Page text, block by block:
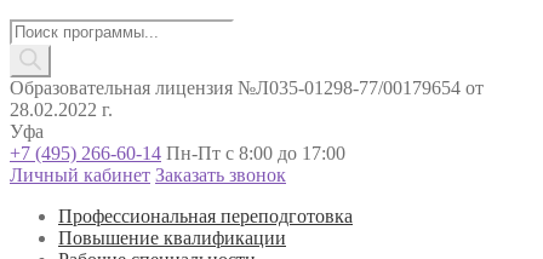
Поиск
товаров
Образовательная лицензия №Л035-01298-77/00179654 от
28.02.2022 г.
Уфа
+7 (495) 266-60-14 Пн-Пт с 8:00 до 17:00
Личный кабинет Заказать звонок
Профессиональная переподготовка
Повышение квалификации